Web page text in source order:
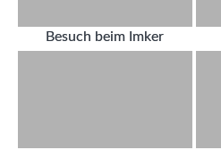
Besuch beim Imker